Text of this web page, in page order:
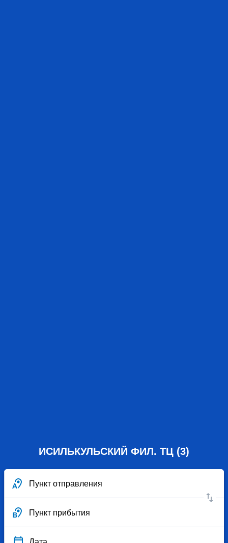
ИСИЛЬКУЛЬСКИЙ ФИЛ. ТЦ (3)
Пункт отправления
Пункт прибытия